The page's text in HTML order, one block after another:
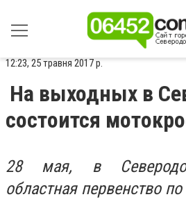
12:23, 25 травня 2017 р.
На выходных в
состоится
28 мая, в
областная первенство